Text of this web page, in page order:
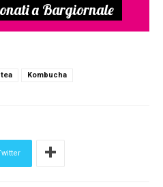
a Bargiornale
Kombucha